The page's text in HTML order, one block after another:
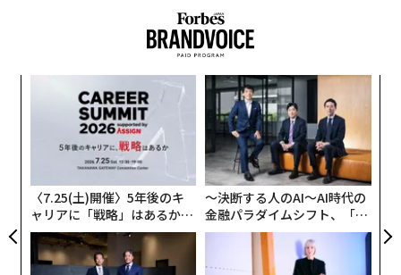
〈7.25(土)開催〉5年後のキ
ャリアに「戦略」はあるか。
トップエグゼクティブのキャ
リアに触れる1日│CAREER S
UMMIT 2026
〜決断する人のAI〜AI時代の
金融パラダイムシフト、「超
個別化」の核心 【MUFG×ウ
ェルスナビ×PwC】